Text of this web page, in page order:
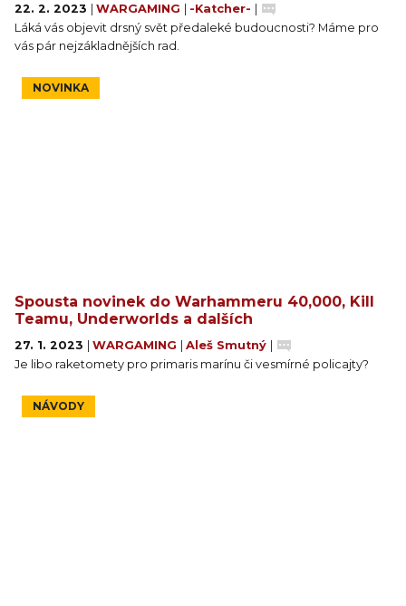
22. 2. 2023 WARGAMING -Katcher-
Láká vás objevit drsný svět předaleké budoucnosti? Máme pro
vás pár nejzákladnějších rad.
NOVINKA
Spousta novinek do Warhammeru 40,000, Kill
Teamu, Underworlds a dalších
27. 1. 2023 WARGAMING Aleš Smutný
Je libo raketomety pro primaris marínu či vesmírné policajty?
NÁVODY